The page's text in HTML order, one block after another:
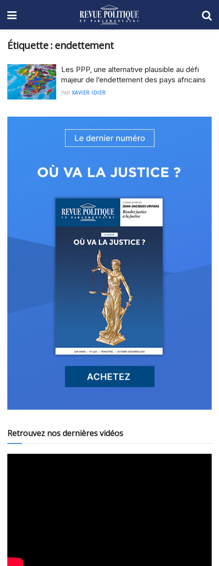
Étiquette : endettement
Les PPP, une alternative plausible au défi
majeur de l’endettement des pays africains
PAR XAVIER IDIER
Retrouvez nos dernières vidéos